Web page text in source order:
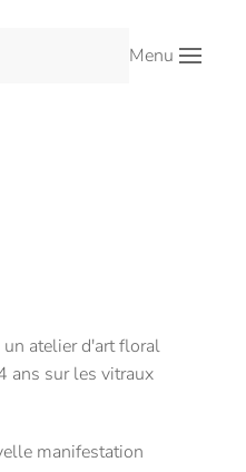
Menu
atelier d'art floral
ans sur les vitraux
manifestation